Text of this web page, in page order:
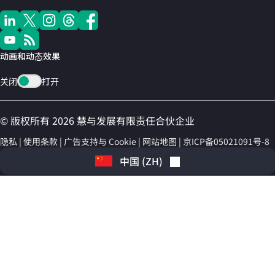
动画和动态效果
关闭 打开
© 版权所有 2026 慧与发展有限责任合伙企业
隐私 使用条款 广告支持与 Cookie 网站地图 京ICP备05021091号-8
中国 (ZH)